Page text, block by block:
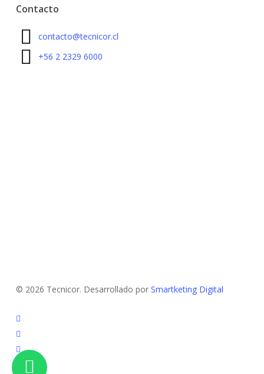
Contacto
contacto@tecnicor.cl
+56 2 2329 6000
© 2026 Tecnicor. Desarrollado por Smartketing Digital
instagram
phone
email